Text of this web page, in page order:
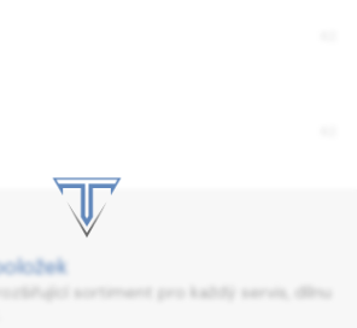
sortiment pro každý servis, dílnu